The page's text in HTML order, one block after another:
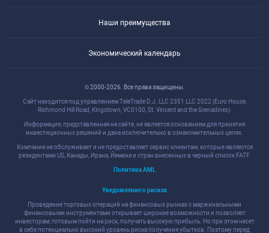
Наши преимущества
Экономический календарь
© 2000-2026. Все права защищены.
Сайт находится под управлением TeleTrade D.J. LLC 2351 LLC 2022 (Euro House,
Richmond Hill Road, Kingstown, VC0100, St. Vincent and the Grenadines).
Информация, представленная на сайте, не является основанием для принятия
инвестиционных решений и дана исключительно в ознакомительных целях.
Компания не обслуживает и не предоставляет сервис клиентам, которые являются
резидентами US, Канады, Ирана, Йемена и стран внесенных в черный список FATF.
Политика AML
Уведомление о рисках
Проведение торговых операций на финансовых рынках с маржинальными
финансовыми инструментами открывает широкие возможности и позволяет
инвесторам, готовым пойти на риск, получать высокую прибыль. Но при этом несет
в себе потенциально высокий уровень риска получения убытков. Поэтому перед